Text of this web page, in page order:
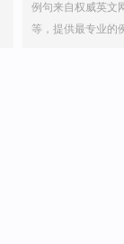
例句来自权威英文
等，提供最专业的